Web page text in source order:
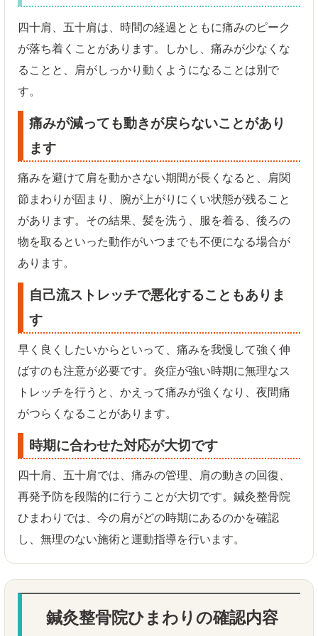
四十肩、五十肩は、時間の経過とともに痛みのピーク
が落ち着くことがあります。しかし、痛みが少なくな
ることと、肩がしっかり動くようになることは別で
す。
痛みが減っても動きが戻らないことがあり
ます
痛みを避けて肩を動かさない期間が長くなると、肩関
節まわりが固まり、腕が上がりにくい状態が残ること
があります。その結果、髪を洗う、服を着る、後ろの
物を取るといった動作がいつまでも不便になる場合が
あります。
自己流ストレッチで悪化することもありま
す
早く良くしたいからといって、痛みを我慢して強く伸
ばすのも注意が必要です。炎症が強い時期に無理なス
トレッチを行うと、かえって痛みが強くなり、夜間痛
がつらくなることがあります。
時期に合わせた対応が大切です
四十肩、五十肩では、痛みの管理、肩の動きの回復、
再発予防を段階的に行うことが大切です。鍼灸整骨院
ひまわりでは、今の肩がどの時期にあるのかを確認
し、無理のない施術と運動指導を行います。
鍼灸整骨院ひまわりの確認内容